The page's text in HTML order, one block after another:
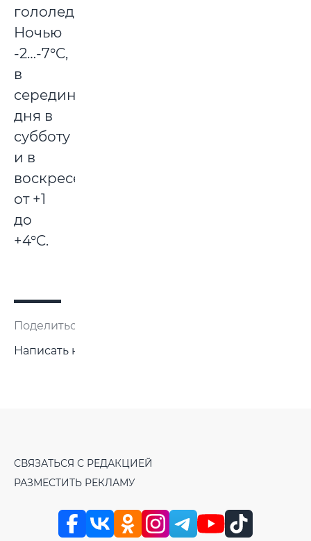
гололедица.
Ночью
-2…-7°C,
в
середине
дня в
субботу
и в
воскресенье
от +1
до
+4°C.
Поделиться:
Написать нам
СВЯЗАТЬСЯ С РЕДАКЦИЕЙ
РАЗМЕСТИТЬ РЕКЛАМУ